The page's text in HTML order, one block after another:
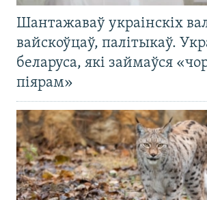
Шантажаваў украінскіх
вайскоўцаў, палітыкаў.
беларуса, які займаўся
піярам»